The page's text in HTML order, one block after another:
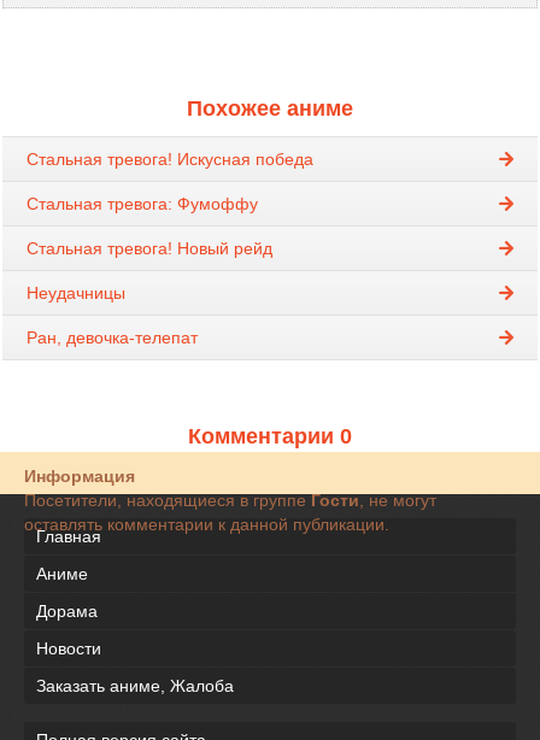
Похожее аниме
Стальная тревога! Искусная победа
Стальная тревога: Фумоффу
Стальная тревога! Новый рейд
Неудачницы
Ран, девочка-телепат
Комментарии 0
Информация
Посетители, находящиеся в группеГости, не могут
оставлять комментарии к данной публикации.
Главная
Аниме
Дорама
Новости
Заказать аниме, Жалоба